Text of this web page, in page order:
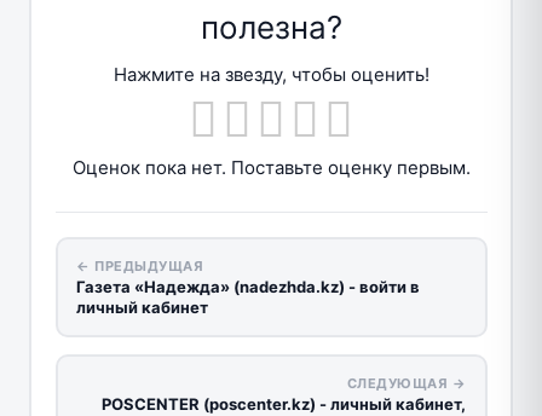
полезна?
Нажмите на звезду, чтобы оценить!
Оценок пока нет. Поставьте оценку первым.
← ПРЕДЫДУЩАЯ
Газета «Надежда» (nadezhda.kz) - войти в
личный кабинет
СЛЕДУЮЩАЯ →
POSCENTER (poscenter.kz) - личный кабинет,